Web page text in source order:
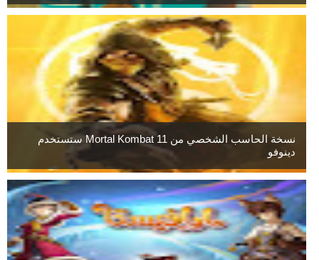
نسخة الحاسب الشخصي من Mortal Kombat 11 ستستخدم
دينوفو